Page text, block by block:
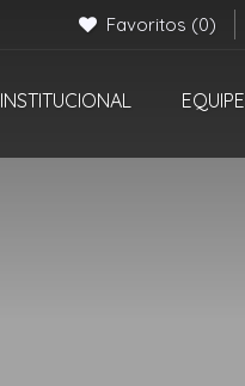
Favoritos (0)
EQUIPE
INSTITUCIONAL